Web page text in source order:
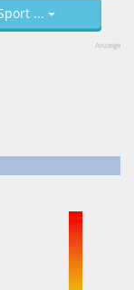
...
Anzeige